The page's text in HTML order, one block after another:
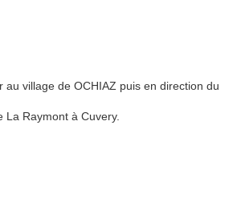
au village de OCHIAZ puis en direction du
Raymont à Cuvery.